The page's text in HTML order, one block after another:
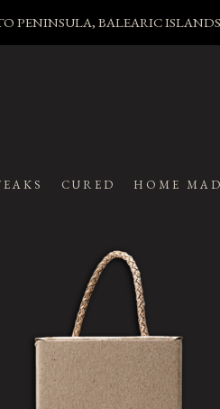
PENINSULA, BALEARIC
CURED HOME